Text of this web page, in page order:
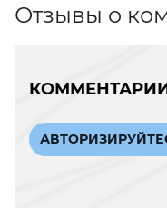
Отзывы о